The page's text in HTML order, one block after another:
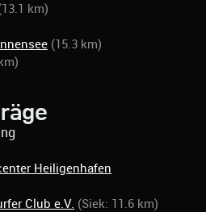
km)
(15.3 km)
Heiligenhafen
Club e.V. (Siek: 11.6 km)